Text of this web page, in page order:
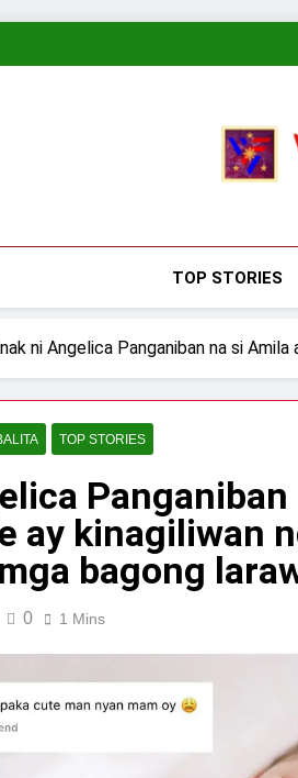
TOP STORIES
ni Angelica Panganiban na si
TOP STORIES
Panganiban
ay kinagiliwan
bagong
0 1 Mins